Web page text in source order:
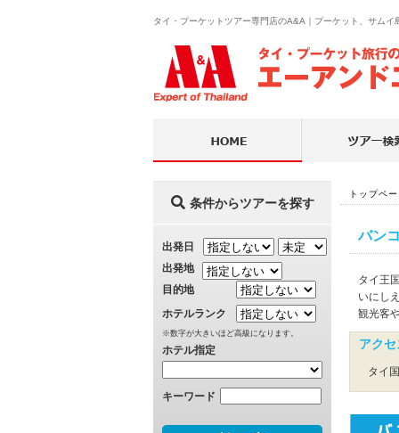
タイ・プーケットツアー専門店のA&A｜プーケット、サム
条件からツアーを探す
出発日
出発地
目的地
ホテルランク
※数字が大きいほど高級になります。
ホテル指定
キーワード
トップペ
バン
タイ王
いにし
観光客
アクセ
タイ